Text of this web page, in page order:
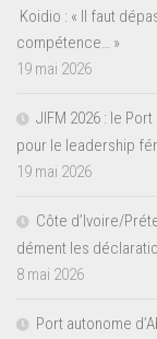
Koidio : « Il faut
compétence… »
19 mai 2026
JIFM 2026 : le
pour le leadership
19 mai 2026
Côte d’Ivoire/
dément les
8 mai 2026
Port autonome